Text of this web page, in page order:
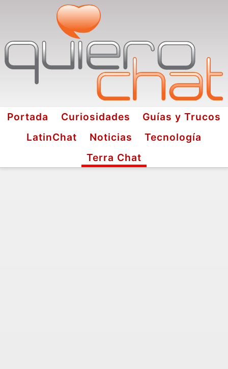
Portada Curiosidades
Guías y Trucos
LatinChat
Noticias
Tecnología
Terra Chat